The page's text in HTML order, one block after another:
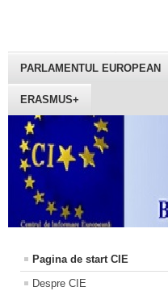
PARLAMENTUL EUROPEAN
ERASMUS+
Pagina de start CIE
Despre CIE